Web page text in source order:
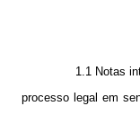
1.1 Notas
processo legal em